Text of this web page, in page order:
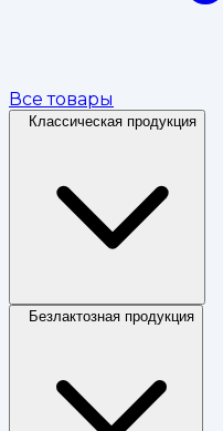
Все товары
Классическая продукция
Безлактозная продукция